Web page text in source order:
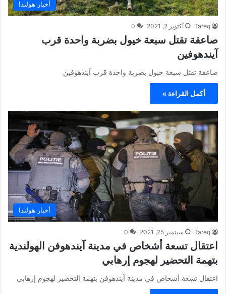
أخبار هولندا
Tareq أكتوبر 2, 2021 0
صاعقة تقتل سبعة خيول بضربة واحدة قرب
آيندهوفين
صاعقة تقتل سبعة خيول بضربة واحدة قرب آيندهوفين
أكمل القراءة »
أخبار هولندا
Tareq سبتمبر 25, 2021 0
اعتقال تسعة أشخاص في مدينة آيندهوفن الهولندية
بتهمة التحضير لهجوم إرهابي
اعتقال تسعة أشخاص في مدينة آيندهوفن بتهمة التحضير لهجوم إرهابي